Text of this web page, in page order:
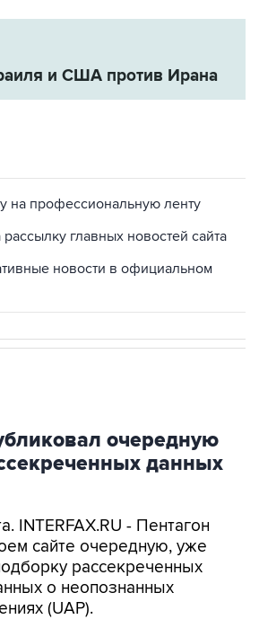
и США против Ирана
на профессиональную ленту
главных новостей сайта
новости в официальном
очередную
данных
INTERFAX.RU - Пентагон
сайте очередную, уже
рассекреченных
о неопознанных
(UAP).